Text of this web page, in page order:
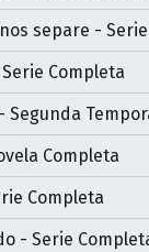
separe -
Completa
Segunda
Completa
Completa
- Serie